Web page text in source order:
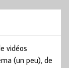
vidéos
(un peu), de